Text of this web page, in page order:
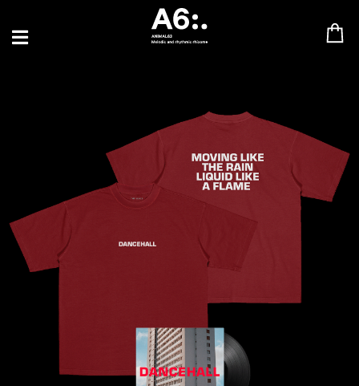
BLU SAMU
JOHAN PAPACONSTANTINO
LOVE SUPREME
MAX BABY
MERYEM ABOULOUAFA
THOMAS DE POURQUERY